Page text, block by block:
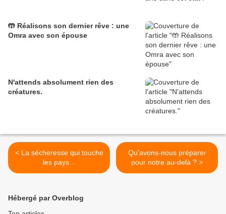
🤲 Réalisons son dernier rêve : une
Omra avec son épouse
N'attends absolument rien des
créatures.
< La sécheresse qui touche
les pays...
Qu'avons-nous préparer
pour notre au-delà ? >
Hébergé par Overblog